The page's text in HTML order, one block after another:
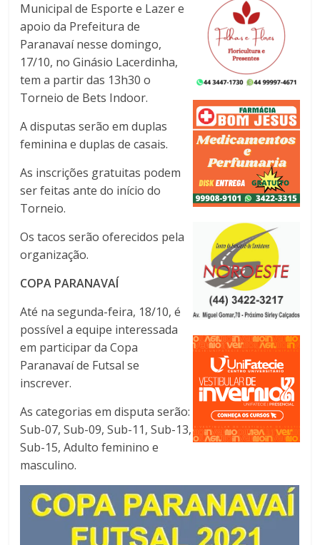
Municipal de Esporte e Lazer e
apoio da Prefeitura de
Paranavaí nesse domingo,
17/10, no Ginásio Lacerdinha,
tem a partir das 13h30 o
Torneio de Bets Indoor.
A disputas serão em duplas
feminina e duplas de casais.
As inscrições gratuitas podem
ser feitas ante do início do
Torneio.
Os tacos serão oferecidos pela
organização.
COPA PARANAVAÍ
Até na segunda-feira, 18/10, é
possível a equipe interessada
em participar da Copa
Paranavaí de Futsal se
inscrever.
As categorias em disputa serão:
Sub-07, Sub-09, Sub-11, Sub-13,
Sub-15, Adulto feminino e
masculino.